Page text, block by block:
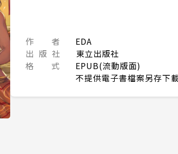
作 者
EDA
出 版 社
東立出版社
格 式
EPUB(流動版面)
不提供電子書檔案另存下